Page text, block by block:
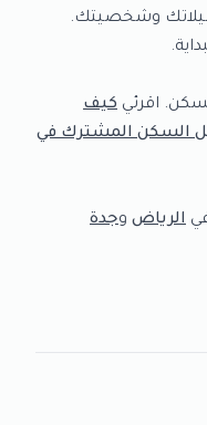
وشخصيتك.
اقرئي كيف
السكن المشترك في
الرياض وجدة